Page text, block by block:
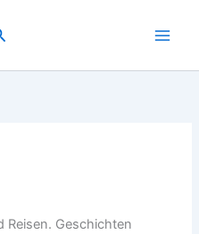
Reisen. Geschichten